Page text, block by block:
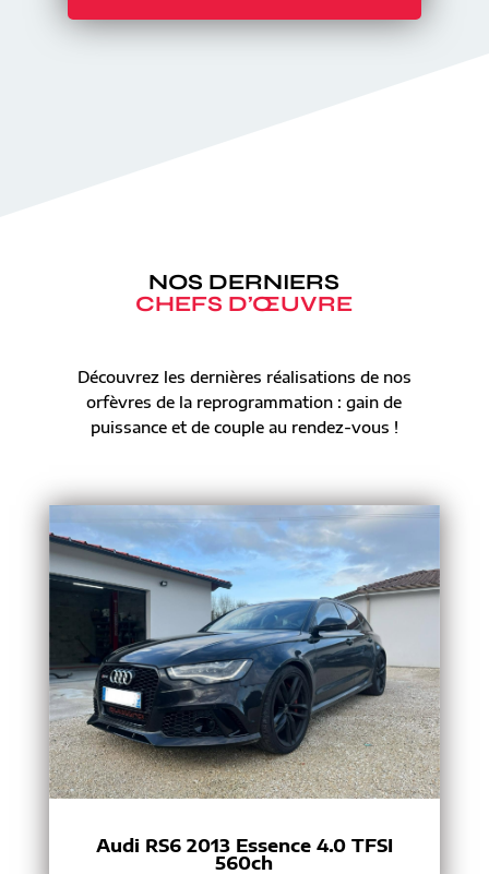
NOS DERNIERS
CHEFS D’ŒUVRE
Découvrez les dernières réalisations de nos
orfèvres de la reprogrammation : gain de
puissance et de couple au rendez-vous !
Audi RS6 2013 Essence 4.0 TFSI
560ch